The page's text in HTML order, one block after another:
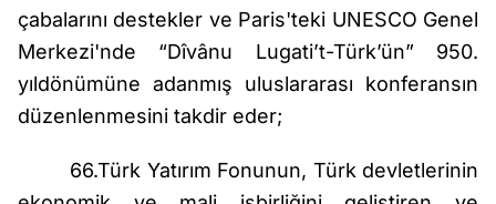
çabalarını destekler ve Paris'teki UNESCO Genel
Merkezi'nde “Dîvânu Lugati’t-Türk’ün” 950.
yıldönümüne adanmış uluslararası konferansın
düzenlenmesini takdir eder;
66.Türk Yatırım Fonunun, Türk devletlerinin